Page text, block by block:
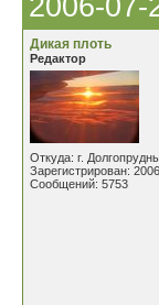
2006-07-
Дикая плоть
Редактор
Откуда: г.
Зарегистрирован:
Сообщений: 5753